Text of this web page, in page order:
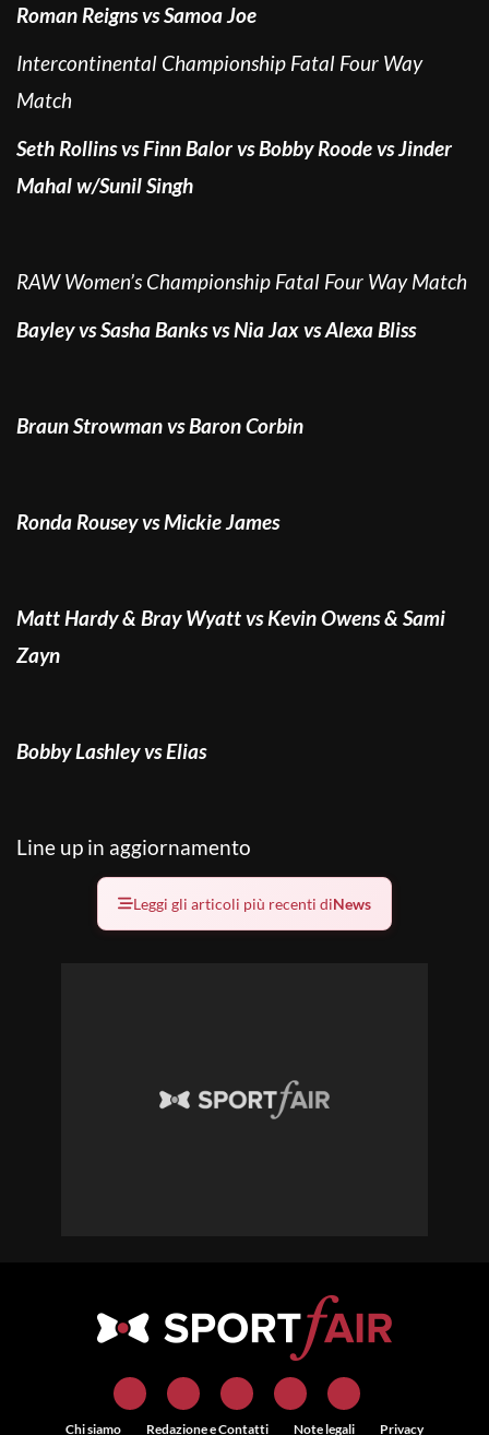
Roman Reigns vs Samoa Joe
Intercontinental Championship Fatal Four Way
Match
Seth Rollins vs Finn Balor vs Bobby Roode vs Jinder
Mahal w/Sunil Singh
RAW Women’s Championship Fatal Four Way Match
Bayley vs Sasha Banks vs Nia Jax vs Alexa Bliss
Braun Strowman vs Baron Corbin
Ronda Rousey vs Mickie James
Matt Hardy & Bray Wyatt vs Kevin Owens & Sami
Zayn
Bobby Lashley vs Elias
Line up in aggiornamento
Leggi gli articoli più recenti diNews
Chi siamo Redazione e Contatti Note legali Privacy